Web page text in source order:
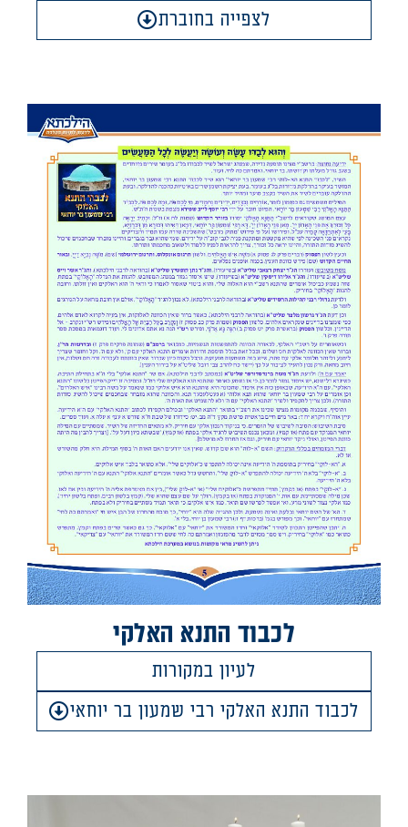
לצפייה בחוברת
לכבוד התנא האלקי
לעיון במקורות
לכבוד התנא האלקי רבי שמעון בר יוחאי